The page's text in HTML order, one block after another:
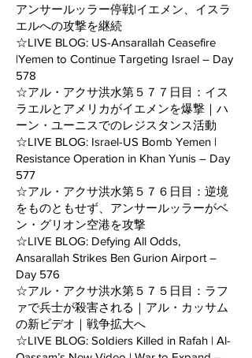
アンサールッラー停戦|イエメン、イスラ
エルへの攻撃を継続
☆LIVE BLOG: US-Ansarallah Ceasefire
|Yemen to Continue Targeting Israel – Day
578
☆アル・アクサ洪水第５７７日目：イス
ラエルとアメリカがイエメンを爆撃｜ハ
ーン・ユーニスでのレジスタンス活動
☆LIVE BLOG: Israel-US Bomb Yemen |
Resistance Operation in Khan Yunis – Day
577
☆アル・アクサ洪水第５７６日目：逆境
をものともせず、アンサールッラーがベ
ン・グリオン空港を攻撃
☆LIVE BLOG: Defying All Odds,
Ansarallah Strikes Ben Gurion Airport –
Day 576
☆アル・アクサ洪水第５７５日目：ラフ
ァで兵士が殺害される｜アル・カッサム
の新ビデオ｜戦争拡大へ
☆LIVE BLOG: Soldiers Killed in Rafah | Al-